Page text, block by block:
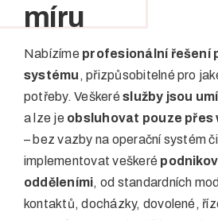
míru
Nabízíme profesionální řešení
systému , přizpůsobitelné pro
potřeby. Veškeréslužby jsou
a lze je obsluhovat pouze přes
– bez vazby na operační systém
implementovat veškeré
odděleními, od standardních
kontaktů, docházky, dovolené,